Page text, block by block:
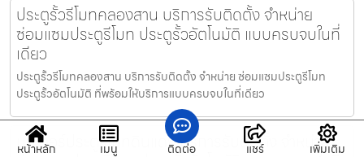
ประตูรั้วรีโมทคลองสาน บริการรับติดตั้ง จำหน่าย
ซ่อมแซมประตูรีโมท ประตูรั้วอัตโนมัติ แบบครบจบในที่
เดียว
ประตูรั้วรีโมทคลองสาน บริการรับติดตั้ง จำหน่าย ซ่อมแซมประตูรีโมท
ประตูรั้วอัตโนมัติ ที่พร้อมให้บริการแบบครบจบในที่เดียว
มอเตอร์ประตูรีโมทดินแดง บริการรับติดตั้ง จำหน่าย
หน้าหลัก เมนู ติดต่อ แชร์ เพิ่มเติม